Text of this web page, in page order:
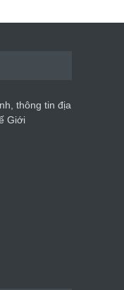
thông tin địa
Giới